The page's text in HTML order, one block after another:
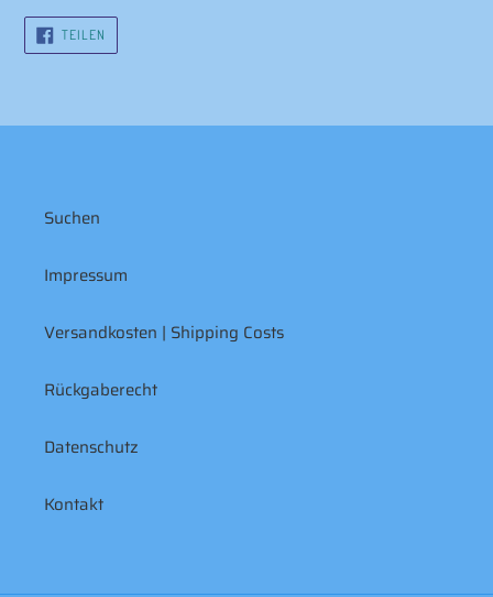
TEILEN
TEILEN
Suchen
Impressum
Versandkosten | Shipping Costs
Rückgaberecht
Datenschutz
Kontakt